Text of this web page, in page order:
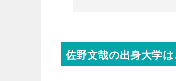
佐野文哉の出身大学は